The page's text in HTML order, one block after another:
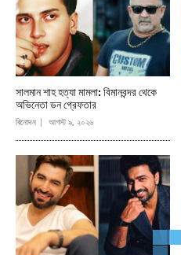
সালমান শাহ হত্যা মামলা: বিমানবন্দর থেকে
অভিনেতা ডন গ্রেফতার
বিনোদন আগস্ট ৯, ২০২৬